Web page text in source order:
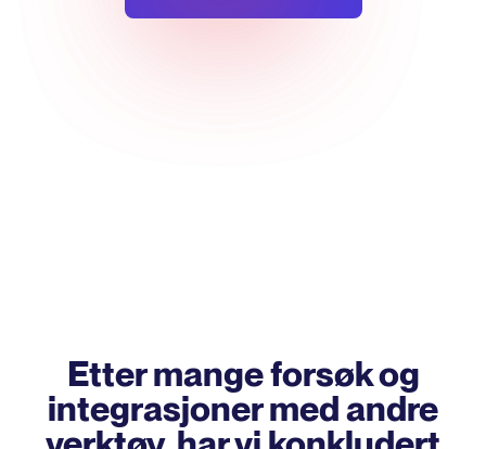
Etter mange forsøk og
integrasjoner med andre